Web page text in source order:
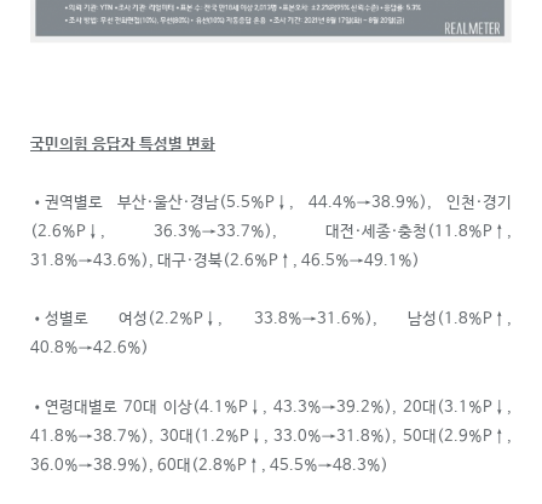
국민의힘 응답자 특성별 변화
•권역별로 부산·울산·경남(5.5%P↓, 44.4%→38.9%), 인천·경기
(2.6%P↓, 36.3%→33.7%), 대전·세종·충청(11.8%P↑,
31.8%→43.6%), 대구·경북(2.6%P↑, 46.5%→49.1%)
•성별로 여성(2.2%P↓, 33.8%→31.6%), 남성(1.8%P↑,
40.8%→42.6%)
•연령대별로 70대 이상(4.1%P↓, 43.3%→39.2%), 20대(3.1%P↓,
41.8%→38.7%), 30대(1.2%P↓, 33.0%→31.8%), 50대(2.9%P↑,
36.0%→38.9%), 60대(2.8%P↑, 45.5%→48.3%)